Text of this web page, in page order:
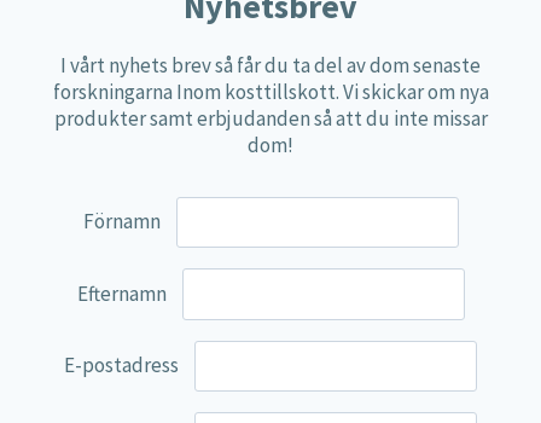
100% Natural
EVP Nutrition
Lamberts
Kenkou Selfcare
I vårt nyhets brev så får du ta del av dom senaste
forskningarna Inom kosttillskott. Vi skickar om nya
produkter samt erbjudanden så att du inte missar
dom!
Förnamn
Efternamn
E-postadress